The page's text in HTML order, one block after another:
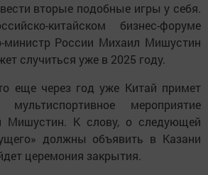
вторые подобные игры у себя.
китайском бизнес-форуме
России Михаил Мишустин
случиться уже в 2025 году.
еще через год уже Китай примет
мероприятие
Мишустин. К слову, о следующей
должны объявить в Казани
церемония закрытия.